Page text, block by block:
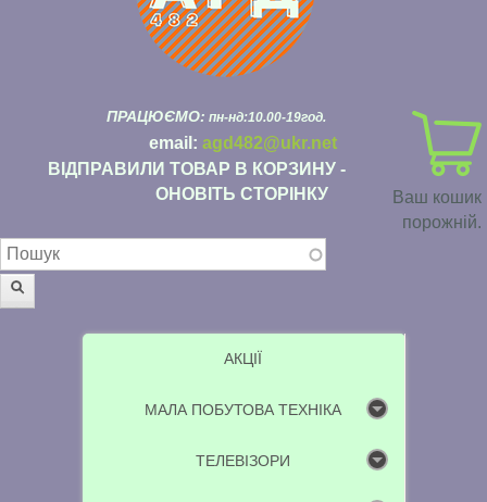
Ваш кошик
порожній.
ПРАЦЮЄМО: пн-нд:10.00-19год.
email: agd482@ukr.net
ВІДПРАВИЛИ ТОВАР В КОРЗИНУ -
ОНОВІТЬ СТОРІНКУ
Пошукова форма
АКЦІЇ
МАЛА ПОБУТОВА ТЕХНІКА
ТЕЛЕВІЗОРИ